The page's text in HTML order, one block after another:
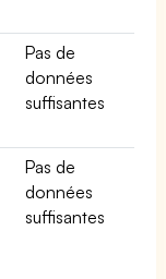
Pas de
données
suffisantes
Pas de
données
suffisantes